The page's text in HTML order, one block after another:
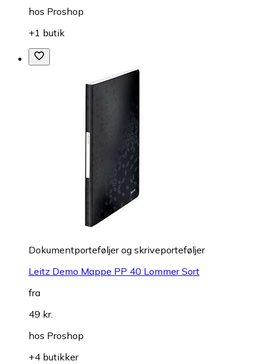
hos Proshop
+1 butik
Dokumentporteføljer og skriveporteføljer
Leitz Demo Mappe PP 40 Lommer Sort
fra
49 kr.
hos Proshop
+4 butikker